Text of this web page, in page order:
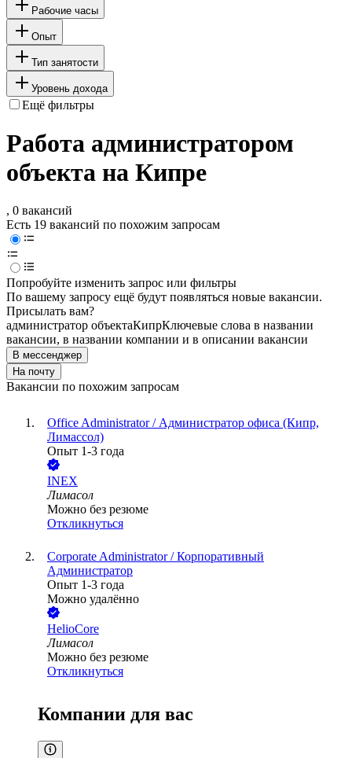
Рабочие часы
Опыт
Тип занятости
Уровень дохода
Ещё фильтры
Работа администратором
объекта на Кипре
, 0 вакансий
Есть 19 вакансий по похожим запросам
Попробуйте изменить запрос или фильтры
По вашему запросу ещё будут появляться новые вакансии.
Присылать вам?
администратор объектаКипрКлючевые слова в названии
вакансии, в названии компании и в описании вакансии
В мессенджер
На почту
Вакансии по похожим запросам
Office Administrator / Администратор офиса (Кипр,
Лимассол)
Опыт 1-3 года
INEX
Лимасол
Можно без резюме
Откликнуться
Сorporate Administrator / Корпоративный
Администратор
Опыт 1-3 года
Можно удалённо
HelioCore
Лимасол
Можно без резюме
Откликнуться
Компании для вас